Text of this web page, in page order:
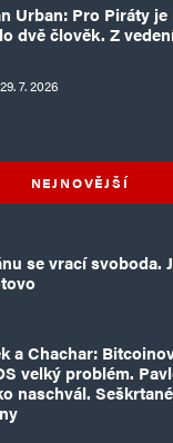
Urban: Pro Piráty
dvě člověk. Z
29. 7. 2026
NEJNOVĚJŠÍ
se vrací svoboda.
a Chachar:
velký problém.
naschvál.